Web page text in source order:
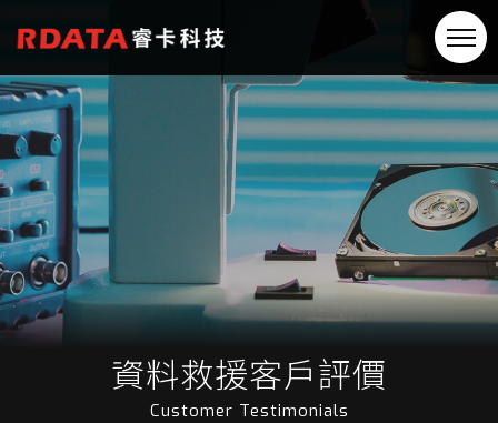
資料救援客戶評價
Customer Testimonials